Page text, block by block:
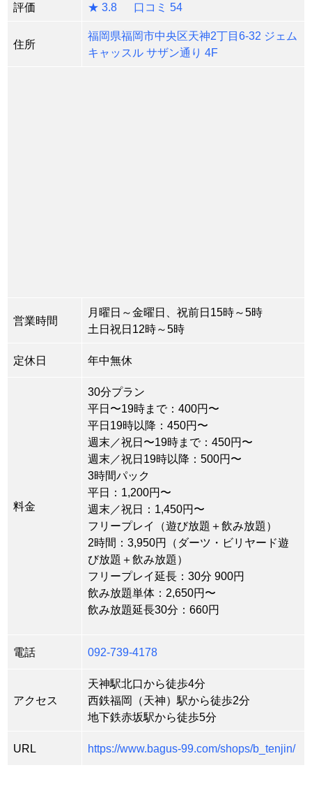
評価 ★ 3.8 口コミ 54
住所
福岡県福岡市中央区天神2丁目6-32 ジェム
キャッスル サザン通り 4F
営業時間
月曜日～金曜日、祝前日15時～5時
土日祝日12時～5時
定休日 年中無休
料金
30分プラン
平日〜19時まで：400円〜
平日19時以降：450円〜
週末／祝日〜19時まで：450円〜
週末／祝日19時以降：500円〜
3時間パック
平日：1,200円〜
週末／祝日：1,450円〜
フリープレイ（遊び放題＋飲み放題）
2時間：3,950円（ダーツ・ビリヤード遊
び放題＋飲み放題）
フリープレイ延長：30分 900円
飲み放題単体：2,650円〜
飲み放題延長30分：660円
電話 092-739-4178
アクセス
天神駅北口から徒歩4分
西鉄福岡（天神）駅から徒歩2分
地下鉄赤坂駅から徒歩5分
URL https://www.bagus-99.com/shops/b_tenjin/